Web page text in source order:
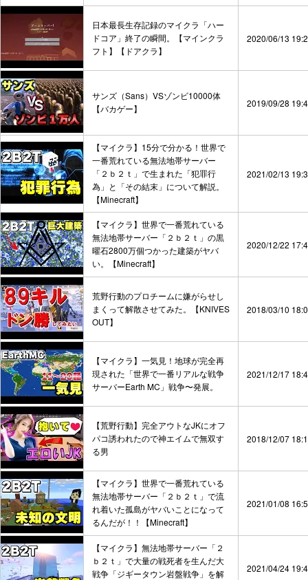
日本最長生存記録のマイクラ「ハー
ドコア」終了の瞬間。【マインクラ
フト】【ドアクラ】
2020/06/13
サンズ（Sans）VSゾンビ10000体
【バカゲー】
2019/09/28
【マイクラ】15分で分かる！世界で
一番荒れている無法地帯サーバー
「２ｂ２ｔ」で生まれた「犯罪行
為」と「その結末」について解説。
【Minecraft】
2021/02/13
【マイクラ】世界で一番荒れている
無法地帯サーバー「２ｂ２ｔ」の黒
曜石2800万個つかった建築がヤバ
い。【Minecraft】
2020/12/22
荒野行動のプロチームに嫌がらせし
まくって解散させてみた。【KNIVES
OUT】
2018/03/10
【マイクラ】一気見！地球が完全再
現された「世界で一番リアルな戦争
サーバーEarth MC」戦争〜発展。
2021/12/17
【荒野行動】完全アウトなJKにオフ
パコ誘われたので神エイムで無双す
る男
2018/12/07
【マイクラ】世界で一番荒れている
無法地帯サーバー「２ｂ２ｔ」で流
れ着いた孤島がヤバいことになって
るんだが！！【Minecraft】
2021/01/08
【マイクラ】無法地帯サーバー「２
ｂ２ｔ」で大量の戦死者を生んだ大
戦争「ジギータウン岩盤戦争」を解
2021/04/24